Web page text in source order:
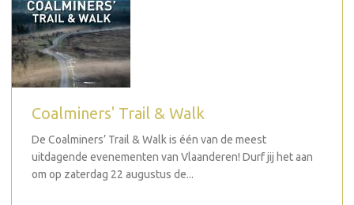
Coalminers' Trail & Walk
De Coalminers’ Trail & Walk is één van de meest
uitdagende evenementen van Vlaanderen! Durf jij het aan
om op zaterdag 22 augustus de...